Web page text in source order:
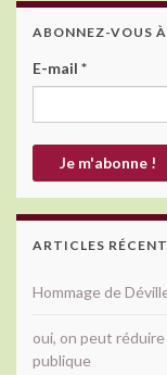
ABONNEZ-VOUS
E-mail *
ARTICLES
Hommage de
oui, on peut
publique